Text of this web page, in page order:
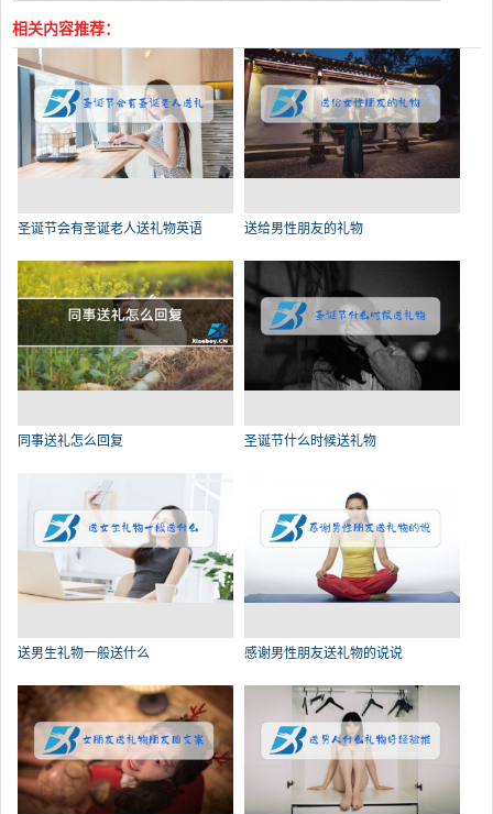
相关内容推荐：
圣诞节会有圣诞老人送礼物英语 送给男性朋友的礼物
同事送礼怎么回复 圣诞节什么时候送礼物
送男生礼物一般送什么 感谢男性朋友送礼物的说说